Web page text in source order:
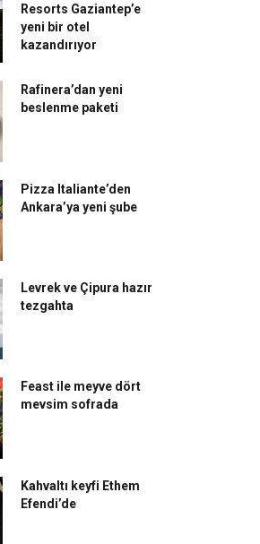
Resorts Gaziantep’e
yeni bir otel
kazandırıyor
Rafinera’dan yeni
beslenme paketi
Pizza Italiante’den
Ankara’ya yeni şube
Levrek ve Çipura hazır
tezgahta
Feast ile meyve dört
mevsim sofrada
Kahvaltı keyfi Ethem
Efendi’de